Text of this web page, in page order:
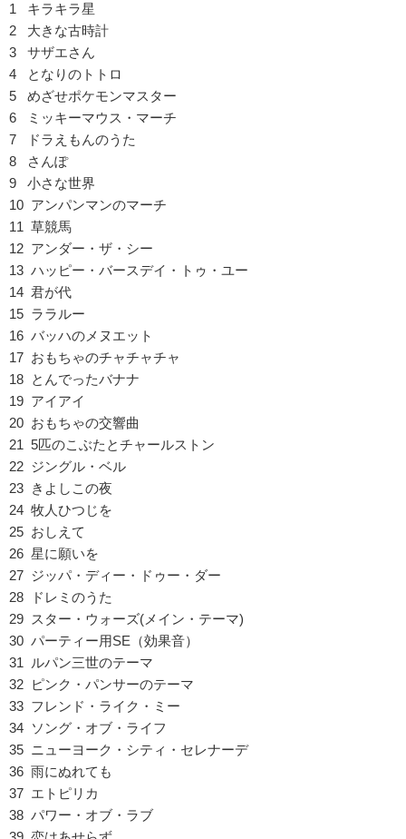
1 キラキラ星
2 大きな古時計
3 サザエさん
4 となりのトトロ
5 めざせポケモンマスター
6 ミッキーマウス・マーチ
7 ドラえもんのうた
8 さんぽ
9 小さな世界
10 アンパンマンのマーチ
11 草競馬
12 アンダー・ザ・シー
13 ハッピー・バースデイ・トゥ・ユー
14 君が代
15 ララルー
16 バッハのメヌエット
17 おもちゃのチャチャチャ
18 とんでったバナナ
19 アイアイ
20 おもちゃの交響曲
21 5匹のこぶたとチャールストン
22 ジングル・ベル
23 きよしこの夜
24 牧人ひつじを
25 おしえて
26 星に願いを
27 ジッパ・ディー・ドゥー・ダー
28 ドレミのうた
29 スター・ウォーズ(メイン・テーマ)
30 パーティー用SE（効果音）
31 ルパン三世のテーマ
32 ピンク・パンサーのテーマ
33 フレンド・ライク・ミー
34 ソング・オブ・ライフ
35 ニューヨーク・シティ・セレナーデ
36 雨にぬれても
37 エトピリカ
38 パワー・オブ・ラブ